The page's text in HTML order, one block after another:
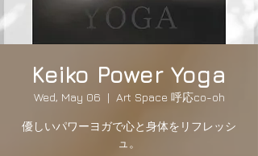
Keiko Power Yoga
Wed, May 06
  |
Art Space 呼応co-oh
優しいパワーヨガで心と身体をリフレッシ
ュ。